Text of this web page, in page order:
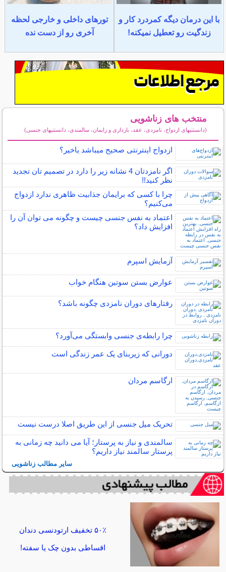
با این درمان دیگه کمردرد کار و
زندگیت رو تعطیل نمیکنه!
تورهای داخلی و خارجی لحظه
آخری رو از دست نده
منتخب های زناشویی
(دانستنیهای ازدواج، نامزدی، عقد، بارداری و زایمان، سالمندی، دانستنیهای جنسی)
ازدواج اینترنتی صحیح میباشد یاخیر؟
اگر نامزدتان 4 نشانه زیر را دارد در تصمیم تان تجدید
نظر کنید!!
چرا با کسی که برایمان جذابیت ظاهری ندارد ازدواج
می‌کنیم؟
اعتماد به نفس جنسی چیست و چگونه می توان آن را
افزایش داد؟
آزمایش اسپرم
عوارض بستن سوتین هنگام خواب
رفتارهای دوران نامزدی چگونه باشد؟
چرا رابطه‌ی جنسی وابستگی می‌آورد؟
دورانی که زیربنای یک عمر زندگی‌ است
ارگاسم مردان
تحریک میل جنسی از این طریق اصلا درست نیست
سالمندی و نیاز به پرستار؛ آیا می دانید چه زمانی به
پرستار سالمند نیاز داریم؟
سایر مطالب زناشویی
۵۰٪ تخفیف ارتودنسی دندان
اقساطی بدون چک یا سفته!